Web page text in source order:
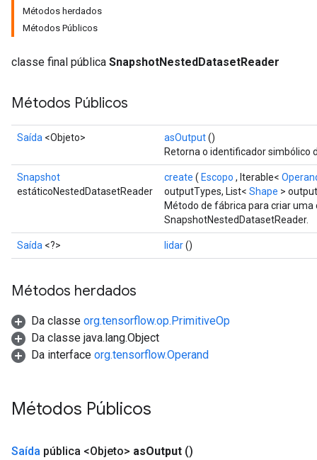
Métodos herdados
Métodos Públicos
classe final pública SnapshotNestedDatasetReader
Métodos Públicos
Saída <Objeto> asOutput()
Retorna o identificador simbólico
Snapshot
estáticoNestedDatasetReader
create ( Escopo , Iterable<
outputTypes, List< Shape >
Método de fábrica para criar
SnapshotNestedDatasetReader.
Saída <?> lidar()
Métodos herdados
Da classe org.tensorflow.op.PrimitiveOp
Da classe java.lang.Object
Da interface org.tensorflow.Operand
Métodos Públicos
Saída pública <Objeto> asOutput ()